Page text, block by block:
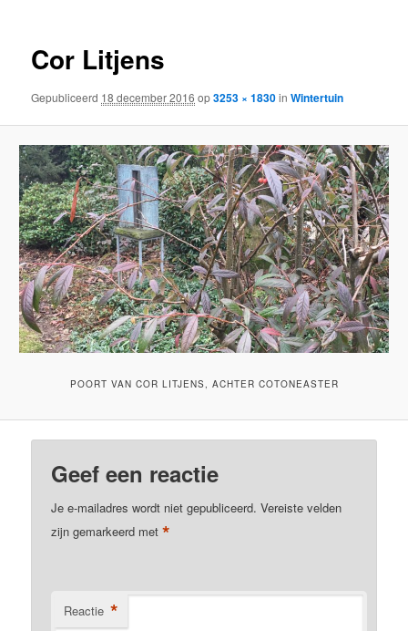
Cor Litjens
Gepubliceerd 18 december 2016 op3253 × 1830inWintertuin
POORT VAN COR LITJENS, ACHTER COTONEASTER
Geef een reactie
Je e-mailadres wordt niet gepubliceerd. Vereiste velden
zijn gemarkeerd met*
Reactie *